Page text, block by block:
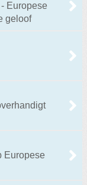
Europese
geloof
Europese